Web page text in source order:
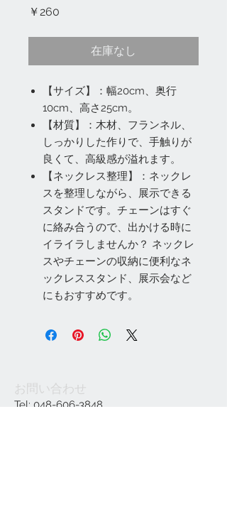
￥260
在庫なし
【サイズ】：幅20cm、奥行
10cm、高さ25cm。
【材質】：木材、フランネル、
しっかりした作りで、手触りが
良くて、高級感が溢れます。
【ネックレス整理】：ネックレ
スを整理しながら、展示できる
スタンドです。チェーンはすぐ
に絡み合うので、出かける時に
イライラしませんか？ ネックレ
スやチェーンの収納に便利なネ
ックレススタンド、展示会など
にもおすすめです。
お問い合わせ
Tel: 048-606-3848